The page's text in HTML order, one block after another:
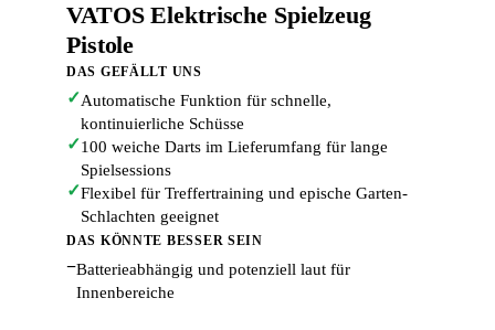
VATOS Elektrische Spielzeug
Pistole
DAS GEFÄLLT UNS
✓Automatische Funktion für schnelle,
kontinuierliche Schüsse
✓100 weiche Darts im Lieferumfang für lange
Spielsessions
✓Flexibel für Treffertraining und epische Garten-
Schlachten geeignet
DAS KÖNNTE BESSER SEIN
−Batterieabhängig und potenziell laut für
Innenbereiche